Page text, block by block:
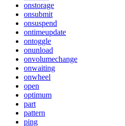
onstorage
onsubmit
onsuspend
ontimeupdate
ontoggle
onunload
onvolumechange
onwaiting
onwheel
open
optimum
part
pattern
ping